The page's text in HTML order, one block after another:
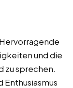
Hervorragende
und die
zu sprechen.
Enthusiasmus